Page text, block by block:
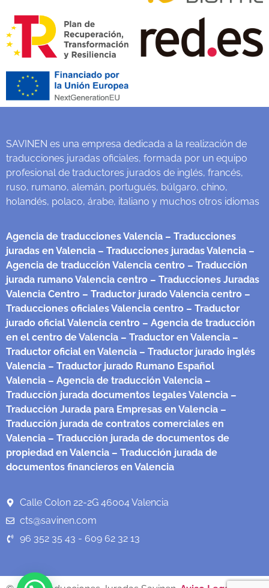
SAVINEN es una empresa dedicada a la realización de
traducciones juradas oficiales, formada por un equipo
profesional de traductores jurados de inglés, francés,
ruso, rumano, alemán, portugués, búlgaro, chino,
holandés, polaco, árabe, italiano y muchos otros idiomas
Agencia de traducciones Valencia – Traducciones
juradas en Valencia – Traducciones juradas Valencia –
Agencia de traducción Valencia centro – Traducción
jurada rumano Valencia centro – Traducciones Juradas
Valencia Centro – Traductor jurado Valencia centro –
Traducciones oficiales Valencia centro – Traductor
jurado oficial Valencia centro – Agencia de traducción
en el centro de Valencia – Traductor en Valencia –
Traductor oficial en Valencia – Traductor jurado inglés
Valencia – Traductor jurado Rumano Español
Valencia – Agencia de traducción Valencia –
Traducción jurada documentos legales Valencia –
Traducción Jurada para Empresas en Valencia –
Traducción jurada de contratos comerciales en
Valencia – Traducción jurada de documentos de
propiedad en Valencia – Traducción jurada de
documentos financieros en Valencia
Calle Colon 22-2G 46004 Valencia
cts@savinen.com
96 352 35 43 - 609 62 32 13